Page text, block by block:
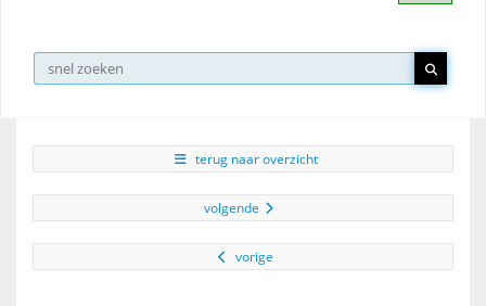
▼
terug naar overzicht
volgende
vorige